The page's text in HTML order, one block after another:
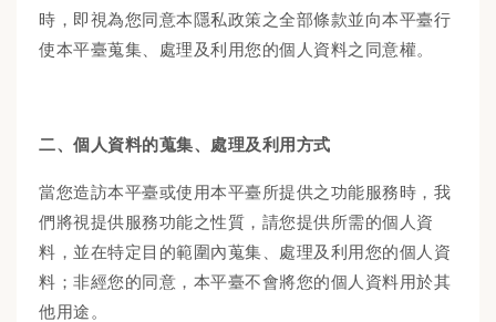
時，即視為您同意本隱私政策之全部條款並向本平臺行
使本平臺蒐集、處理及利用您的個人資料之同意權。
二、個人資料的蒐集、處理及利用方式
當您造訪本平臺或使用本平臺所提供之功能服務時，我
們將視提供服務功能之性質，請您提供所需的個人資
料，並在特定目的範圍內蒐集、處理及利用您的個人資
料；非經您的同意，本平臺不會將您的個人資料用於其
他用途。